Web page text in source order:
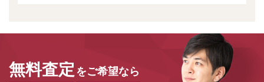
無料査定 をご希望なら